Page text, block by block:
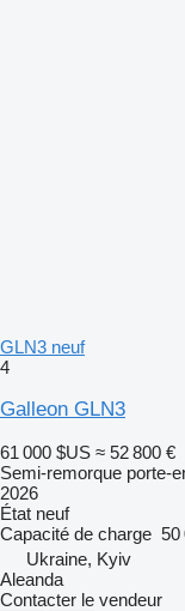
GLN3 neuf
4
Galleon GLN3
61 000 $US ≈ 52 800 €
Semi-remorque porte-
2026
État neuf
Capacité de charge 50
Ukraine, Kyiv
Aleanda
Contacter le vendeur